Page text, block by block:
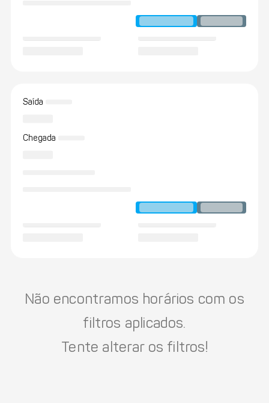
Saída
Chegada
Não encontramos horários com os
filtros aplicados.
Tente alterar os filtros!